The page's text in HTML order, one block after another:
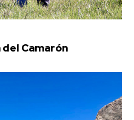
Camarón